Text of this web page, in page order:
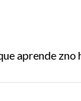
aprende zno